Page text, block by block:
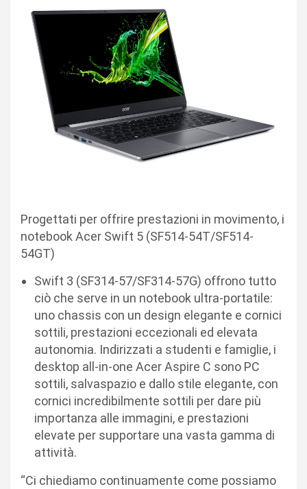
Progettati per offrire prestazioni in movimento, i
notebook Acer Swift 5 (SF514-54T/SF514-
54GT)
Swift 3 (SF314-57/SF314-57G) offrono tutto
ciò che serve in un notebook ultra-portatile:
uno chassis con un design elegante e cornici
sottili, prestazioni eccezionali ed elevata
autonomia. Indirizzati a studenti e famiglie, i
desktop all-in-one Acer Aspire C sono PC
sottili, salvaspazio e dallo stile elegante, con
cornici incredibilmente sottili per dare più
importanza alle immagini, e prestazioni
elevate per supportare una vasta gamma di
attività.
“Ci chiediamo continuamente come possiamo